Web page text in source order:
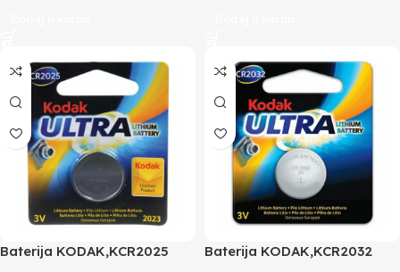
Baterija KODAK,KCR2025
Baterija KODAK,KCR2032